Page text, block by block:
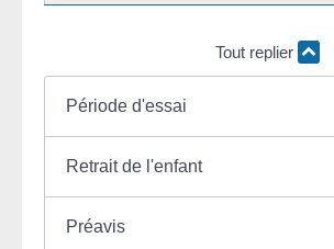
Tout replier
Période d'essai
Retrait de l'enfant
Préavis